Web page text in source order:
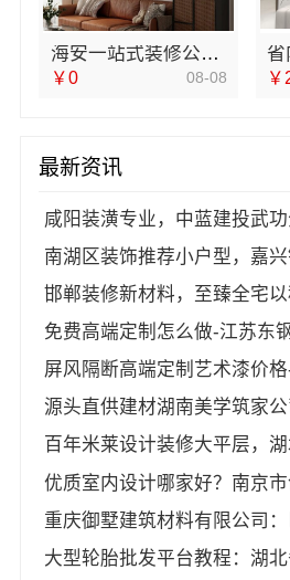
海安一站式装修公司价格-南通宏域全宅装饰建材有限公司
￥0 08-08 ￥
最新资讯
咸阳装潢专业，中蓝建投武功